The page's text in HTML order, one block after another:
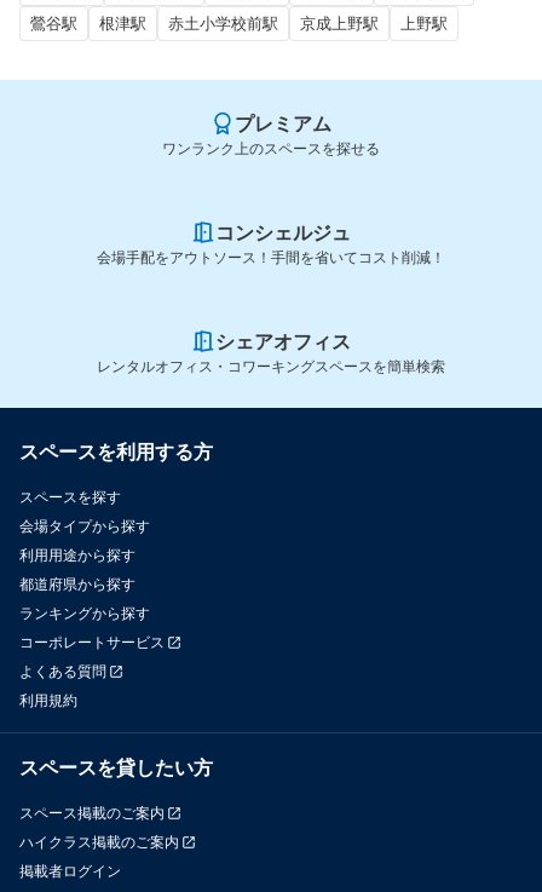
鶯谷駅
根津駅 赤土小学校前駅 京成上野駅 上野駅
プレミアム
ワンランク上のスペースを探せる
コンシェルジュ
会場手配をアウトソース！手間を省いてコスト削減！
シェアオフィス
レンタルオフィス・コワーキングスペースを簡単検索
スペースを利用する方
スペースを探す
会場タイプから探す
利用用途から探す
都道府県から探す
ランキングから探す
コーポレートサービス
よくある質問
利用規約
スペースを貸したい方
スペース掲載のご案内
ハイクラス掲載のご案内
掲載者ログイン